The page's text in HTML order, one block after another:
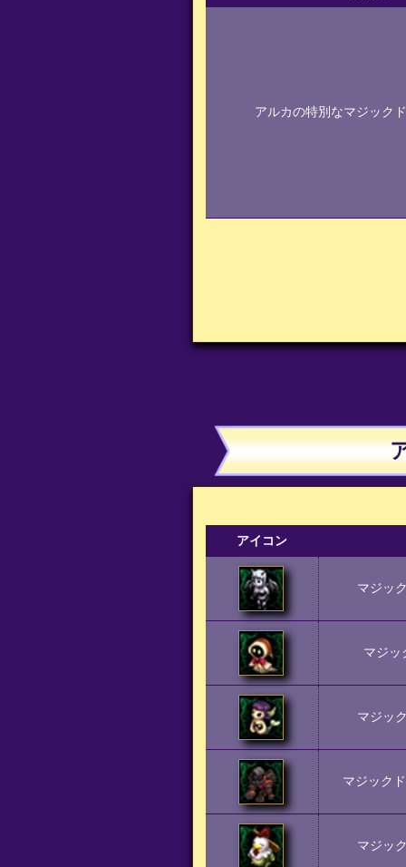
アルカの特別なマジック
アイコン
マジッ
マジッ
マジッ
マジック
マジッ